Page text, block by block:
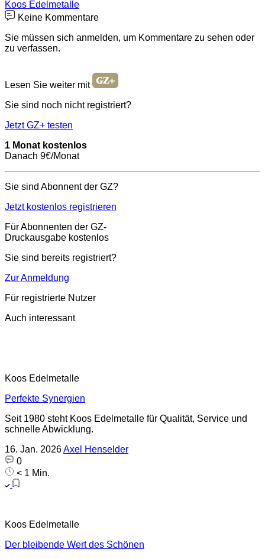
Koos Edelmetalle
Keine Kommentare
Sie müssen sich anmelden, um Kommentare zu sehen oder
zu verfassen.
Lesen Sie weiter mit
Sie sind noch nicht registriert?
Jetzt GZ+ testen
1 Monat kostenlos
Danach 9€/Monat
Sie sind Abonnent der GZ?
Jetzt kostenlos registrieren
Für Abonnenten der GZ-
Druckausgabe kostenlos
Sie sind bereits registriert?
Zur Anmeldung
Für registrierte Nutzer
Auch interessant
Koos Edelmetalle
Perfekte Synergien
Seit 1980 steht Koos Edelmetalle für Qualität, Service und
schnelle Abwicklung.
16. Jan. 2026Axel Henselder
0
< 1 Min.
Koos Edelmetalle
Der bleibende Wert des Schönen